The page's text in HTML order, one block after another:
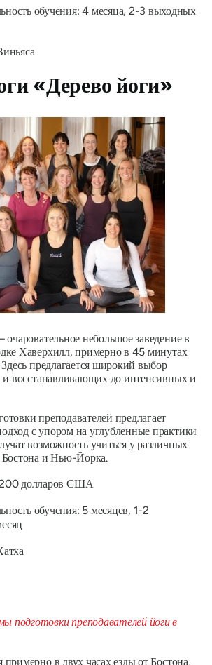
обучения: 4 месяца, 2-3 выходных
«Дерево йоги»
небольшое заведение в
Хаверхилл, примерно в 45 минутах
предлагается широкий выбор
и восстанавливающих до интенсивных и
преподавателей предлагает
с упором на углубленные практики
возможность учиться у различных
Бостона и Нью-Йорка.
долларов США
обучения: 5 месяцев, 1-2
в двух часах езды от Бостона,